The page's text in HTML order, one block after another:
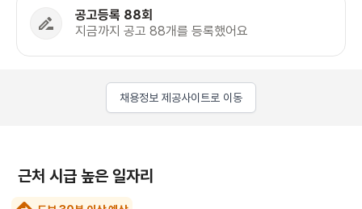
공고등록 88회
지금까지 공고 88개를 등록했어요
채용정보 제공사이트로 이동
근처 시급 높은 일자리